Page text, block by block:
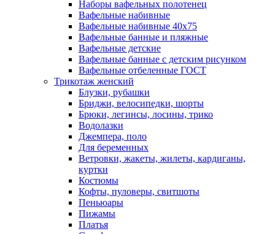
Наборы вафельных полотенец
Вафельные набивные
Вафельные набивные 40х75
Вафельные банные и пляжные
Вафельные детские
Вафельные банные с детским рисунком
Вафельные отбеленные ГОСТ
Трикотаж женский
Блузки, рубашки
Бриджи, велосипедки, шорты
Брюки, легинсы, лосины, трико
Водолазки
Джемпера, поло
Для беременных
Ветровки, жакеты, жилеты, кардиганы,
куртки
Костюмы
Кофты, пуловеры, свитшоты
Пеньюары
Пижамы
Платья